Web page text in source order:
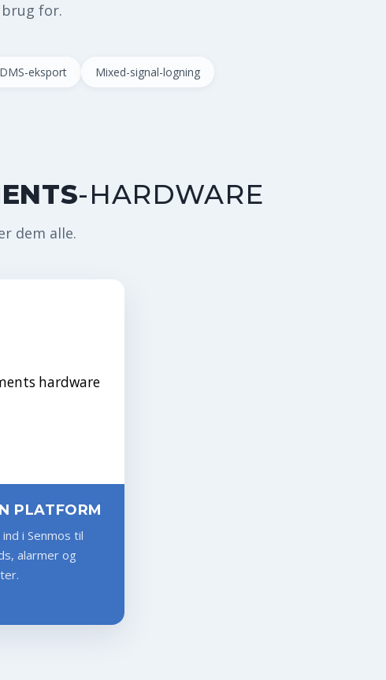
for.
eksport Mixed-signal-logning
-HARDWARE
dem alle.
PLATFORM
i Senmos til
alarmer og